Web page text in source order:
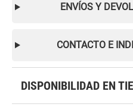
ENVÍOS Y
CONTACTO E
DISPONIBILIDAD EN